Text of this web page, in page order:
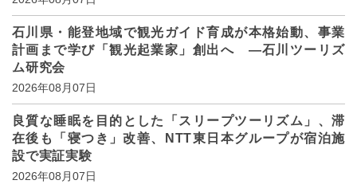
石川県・能登地域で観光ガイド育成が本格始動、事業
計画まで学び「観光起業家」創出へ ―石川ツーリズ
ム研究会
2026年08月07日
良質な睡眠を目的とした「スリープツーリズム」、滞
在後も「寝つき」改善、NTT東日本グループが宿泊施
設で実証実験
2026年08月07日